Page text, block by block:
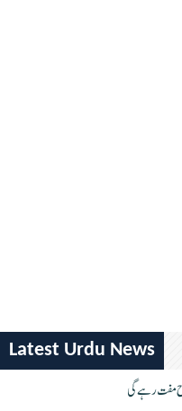
Latest Urdu News